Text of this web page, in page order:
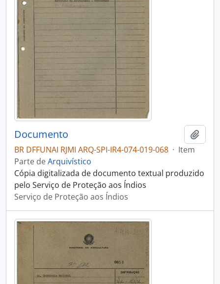
Documento
BR DFFUNAI RJMI ARQ-SPI-IR4-074-019-068 · Item
Parte deArquivístico
Cópia digitalizada de documento textual produzido
pelo Serviço de Proteção aos Índios
Serviço de Proteção aos Índios